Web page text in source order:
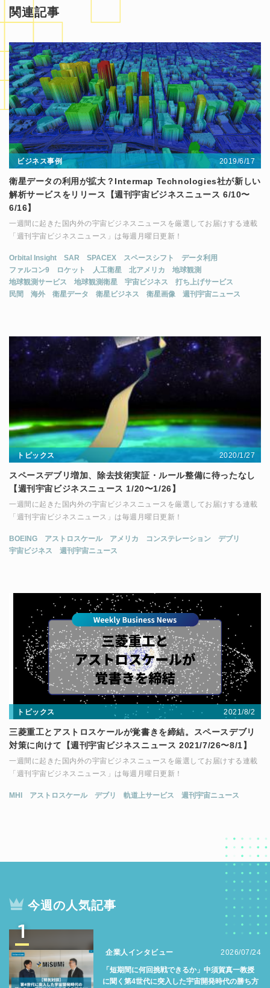
関連記事
ビジネス事例 2019/6/17
衛星データの利用が拡大？Intermap Technologies社が新しい
解析サービスをリリース【週刊宇宙ビジネスニュース 6/10〜
6/16】
一週間に起きた国内外の宇宙ビジネスニュースを厳選してお届けする連載
「週刊宇宙ビジネスニュース」は毎週月曜日更新！
Orbital Insight SAR SPACEX スペースシフト
データ利用
ファルコン9
ロケット 人工衛星 北アメリカ
地球観測
地球観測サービス
地球観測衛星 宇宙ビジネス
打ち上げサービス
民間
海外 衛星データ 衛星ビジネス 衛星画像 週刊宇宙ニュース
トピックス 2020/1/27
スペースデブリ増加、除去技術実証・ルール整備に待ったなし
【週刊宇宙ビジネスニュース 1/20〜1/26】
一週間に起きた国内外の宇宙ビジネスニュースを厳選してお届けする連載
「週刊宇宙ビジネスニュース」は毎週月曜日更新！
BOEING アストロスケール アメリカ コンステレーション
デブリ
宇宙ビジネス
週刊宇宙ニュース
トピックス 2021/8/2
三菱重工とアストロスケールが覚書きを締結。スペースデブリ
対策に向けて【週刊宇宙ビジネスニュース 2021/7/26〜8/1】
一週間に起きた国内外の宇宙ビジネスニュースを厳選してお届けする連載
「週刊宇宙ビジネスニュース」は毎週月曜日更新！
MHI アストロスケール デブリ 軌道上サービス 週刊宇宙ニュース
今週の人気記事
1
企業人インタビュー 2026/07/24
「短期間に何回挑戦できるか」中須賀真一教授
に聞く第4世代に突入した宇宙開発時代の勝ち方